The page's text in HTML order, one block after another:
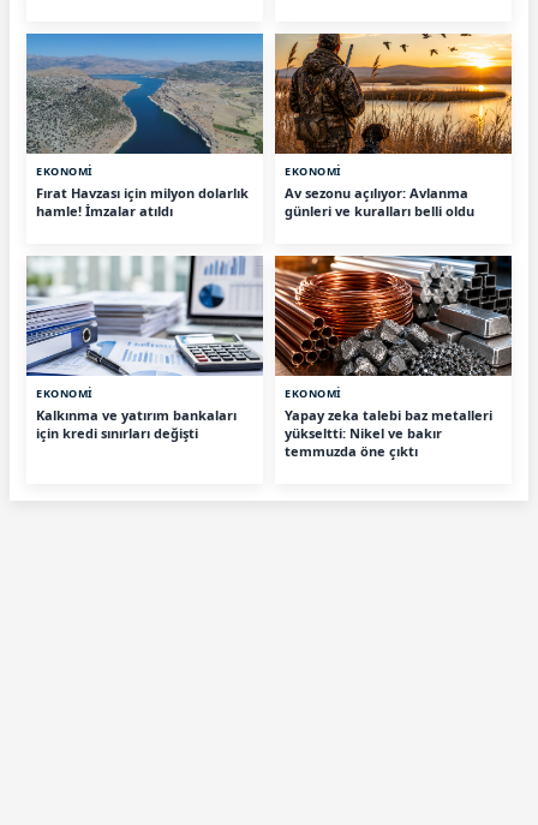
EKONOMİ
Fırat Havzası için milyon dolarlık
hamle! İmzalar atıldı
EKONOMİ
Av sezonu açılıyor: Avlanma
günleri ve kuralları belli oldu
EKONOMİ
Kalkınma ve yatırım bankaları
için kredi sınırları değişti
EKONOMİ
Yapay zeka talebi baz metalleri
yükseltti: Nikel ve bakır
temmuzda öne çıktı